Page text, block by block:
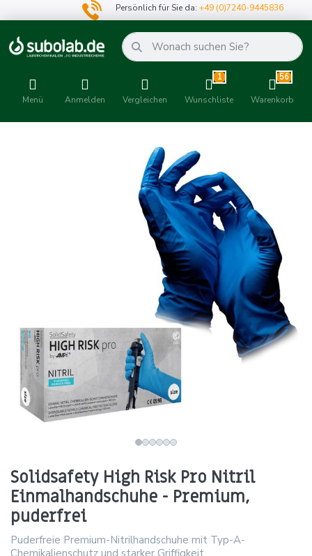
Persönlich für Sie da:+49 (0)7240-9445836
Menü Anmelden Vergleichen
1
Wunschliste
56
Warenkorb
Solidsafety High Risk Pro Nitril
Einmalhandschuhe - Premium,
puderfrei
Puderfreie Premium-Nitrilhandschuhe mit Typ-A-
Chemikalienschutz und starker Griffigkeit.